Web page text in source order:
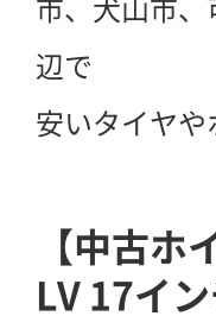
市、犬山市
辺で
安いタイヤ
【中古ホ
LV 17イ